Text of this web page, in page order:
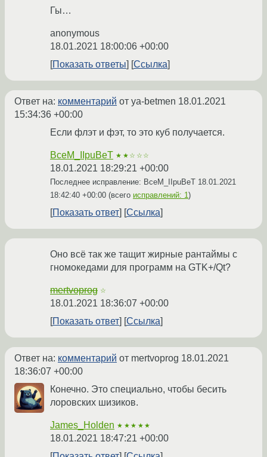
Гы…
anonymous
18.01.2021 18:00:06 +00:00
Показать ответы
Ссылка
Ответ на: комментарий от ya-betmen 18.01.2021
15:34:36 +00:00
Если флэт и фэт, то это куб получается.
BceM_IIpuBeT ★★☆☆☆
18.01.2021 18:29:21 +00:00
Последнее исправление: BceM_IIpuBeT 18.01.2021
18:42:40 +00:00 (всего исправлений: 1)
Показать ответ Ссылка
Оно всё так же тащит жирные рантаймы с
гномокедами для программ на GTK+/Qt?
mertvoprog ☆
18.01.2021 18:36:07 +00:00
Показать ответ
Ссылка
Ответ на: комментарий от mertvoprog 18.01.2021
18:36:07 +00:00
Конечно. Это специально, чтобы бесить
лоровских шизиков.
James_Holden ★★★★★
18.01.2021 18:47:21 +00:00